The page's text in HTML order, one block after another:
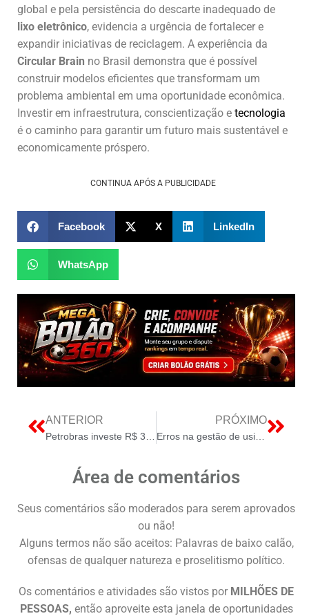
global e pela persistência do descarte inadequado de
lixo eletrônico, evidencia a urgência de fortalecer e
expandir iniciativas de reciclagem. A experiência da
Circular Brain no Brasil demonstra que é possível
construir modelos eficientes que transformam um
problema ambiental em uma oportunidade econômica.
Investir em infraestrutura, conscientização e tecnologia
é o caminho para garantir um futuro mais sustentável e
economicamente próspero.
CONTINUA APÓS A PUBLICIDADE
Facebook X LinkedIn
WhatsApp
ANTERIOR PRÓXIMO
Área de comentários
Seus comentários são moderados para serem aprovados
ou não!
Alguns termos não são aceitos: Palavras de baixo calão,
ofensas de qualquer natureza e proselitismo político.
Os comentários e atividades são vistos por MILHÕES DE
PESSOAS, então aproveite esta janela de oportunidades